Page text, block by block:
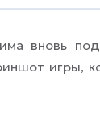
вновь
игры,